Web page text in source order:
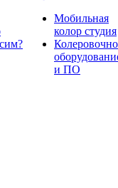
Мобильная
колор студия
и ПО